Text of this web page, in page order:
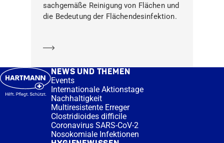
sachgemäße Reinigung von Flächen und
die Bedeutung der Flächendesinfektion.
NEWS UND THEMEN
Events
Internationale Aktionstage
Nachhaltigkeit
Multiresistente Erreger
Clostridioides difficile
Coronavirus SARS-CoV-2
Nosokomiale Infektionen